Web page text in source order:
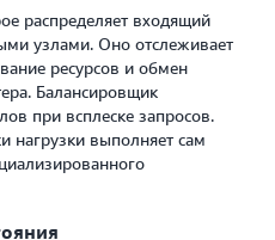
распределяет входящий
узлами. Оно отслеживает
ресурсов и обмен
Балансировщик
при всплеске запросов.
нагрузки выполняет сам